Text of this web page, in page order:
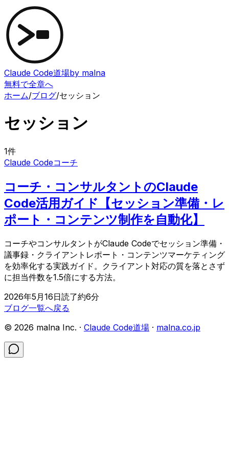
Claude Code道場by malna
無料で全章へ
ホーム/ブログ/セッション
セッション
1件
Claude Codeコーチ
コーチ・コンサルタントのClaude
Code活用ガイド【セッション準備・レ
ポート・コンテンツ制作を自動化】
コーチやコンサルタントがClaude Codeでセッション準備・
議事録・クライアントレポート・コンテンツマーケティング
を効率化する実践ガイド。クライアント対応の質を落とさず
に担当件数を1.5倍にする方法。
2026年5月16日読了約6分
ブログ一覧へ戻る
© 2026 malna Inc. · Claude Code道場 · malna.co.jp